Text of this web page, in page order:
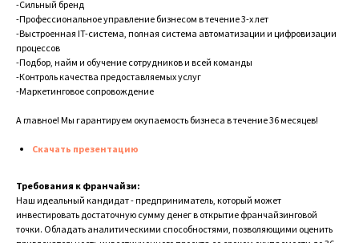
-Сильный бренд
-Профессиональное управление бизнесом в течение 3-х лет
-Выстроенная IT-система, полная система автоматизации и цифровизации
процессов
-Подбор, найм и обучение сотрудников и всей команды
-Контроль качества предоставляемых услуг
-Маркетинговое сопровождение
А главное! Мы гарантируем окупаемость бизнеса в течение 36 месяцев!
Скачать презентацию
Требования к франчайзи:
Наш идеальный кандидат - предприниматель, который может
инвестировать достаточную сумму денег в открытие франчайзинговой
точки. Обладать аналитическими способностями, позволяющими оценить